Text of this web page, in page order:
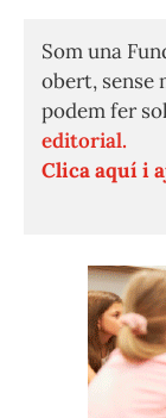
Som una
obert, sense
podem fer
editorial.
Clica aquí i